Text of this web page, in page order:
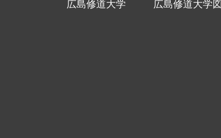
広島修道大学 広島修道大学